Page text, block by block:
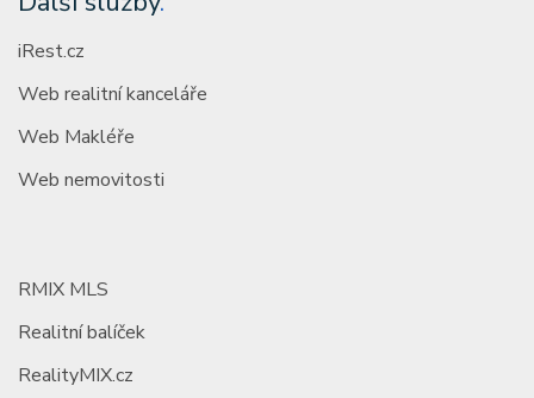
iRest.cz
Web realitní kanceláře
Web Makléře
Web nemovitosti
RMIX MLS
Realitní balíček
RealityMIX.cz